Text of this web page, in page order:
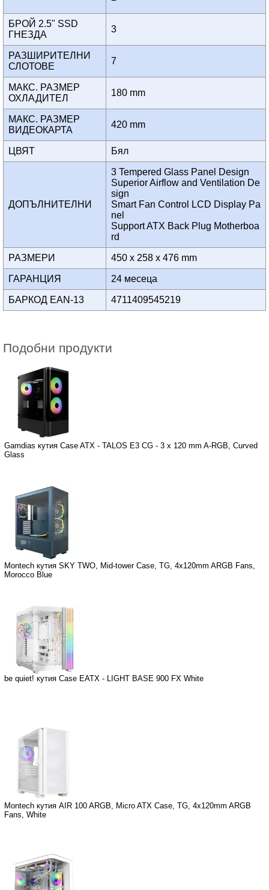
БРОЙ 2.5" SSD
ГНЕЗДА
3
РАЗШИРИТЕЛНИ
СЛОТОВЕ
7
МАКС. РАЗМЕР
ОХЛАДИТЕЛ
180 mm
МАКС. РАЗМЕР
ВИДЕОКАРТА
420 mm
ЦВЯТ Бял
ДОПЪЛНИТЕЛНИ
3 Tempered Glass Panel Design
Superior Airflow and Ventilation De
sign
Smart Fan Control LCD Display Pa
nel
Support ATX Back Plug Motherboa
rd
РАЗМЕРИ 450 x 258 x 476 mm
ГАРАНЦИЯ 24 месеца
БАРКОД EAN-13 4711409545219
Подобни продукти
Gamdias кутия Case ATX - TALOS E3 CG - 3 x 120 mm A-RGB, Curved
Glass
Montech кутия SKY TWO, Mid-tower Case, TG, 4x120mm ARGB Fans,
Morocco Blue
be quiet! кутия Case EATX - LIGHT BASE 900 FX White
Montech кутия AIR 100 ARGB, Micro ATX Case, TG, 4x120mm ARGB
Fans, White